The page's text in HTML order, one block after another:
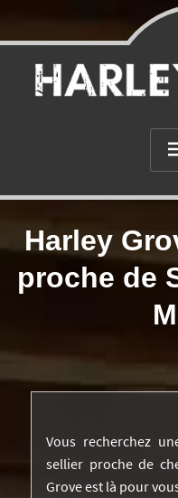
Sellerie
PHOTOS
DIVERS
NOS RÉALISATIONS
DEVIS
Harley
proche de
Vous recherchez
sellier proche de
Grove est là pour